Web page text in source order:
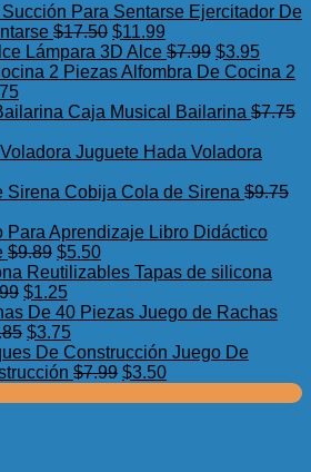
Ejercitador De
$17.50 El
precio
original
$17.50.
$11.99
precio
actual
$11.99.
Lámpara 3D Alce $7.99 El
precio
era:
$3.95El
precio
es:
Alfombra De Cocina 2
El
precio
es:
Caja Musical Bailarina $7.75
Juguete Hada Voladora
Cobija Cola de Sirena $9.75
Libro Didáctico
$9.89 El
precio
original
era:
$9.89.
$5.50El
precio
es:
Tapas de silicona
El
precio
original
era:
$3.99.
$1.25El
precio
actual
es:
$1.25.
Juego de Rachas
El
precio
original
$3.75El
precio
actual
Juego De
$7.99 El
$3.50El